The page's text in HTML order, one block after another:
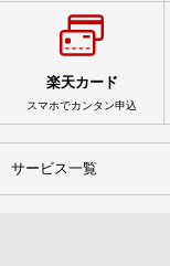
楽天カード
スマホでカンタン申込
サービス一覧